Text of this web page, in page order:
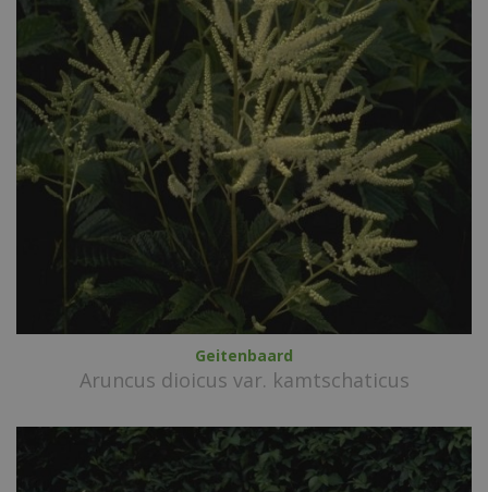
Geitenbaard
Aruncus dioicus var. kamtschaticus